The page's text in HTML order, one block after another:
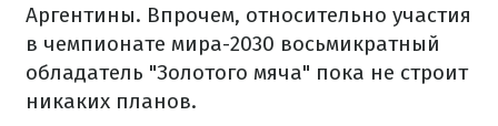
Аргентины. Впрочем, относительно участия
в чемпионате мира-2030 восьмикратный
обладатель "Золотого мяча" пока не строит
никаких планов.